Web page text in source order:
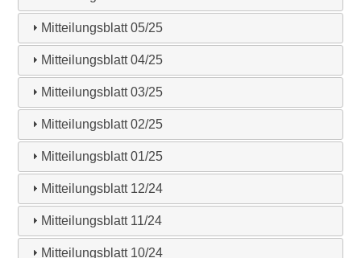
Mitteilungsblatt 05/25
Mitteilungsblatt 04/25
Mitteilungsblatt 03/25
Mitteilungsblatt 02/25
Mitteilungsblatt 01/25
Mitteilungsblatt 12/24
Mitteilungsblatt 11/24
Mitteilungsblatt 10/24